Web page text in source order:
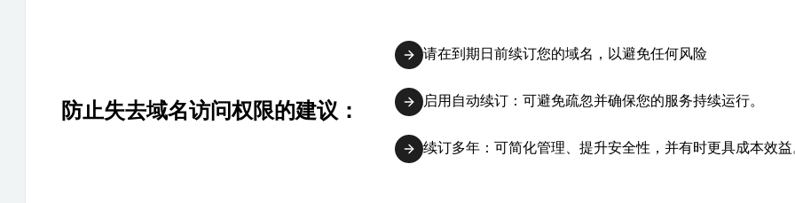
防止失去域名访问权限的建议：
请在到期日前续订您的域名，以避免任何风险
启用自动续订：可避免疏忽并确保您的服务持续运行。
续订多年：可简化管理、提升安全性，并有时更具成本效益